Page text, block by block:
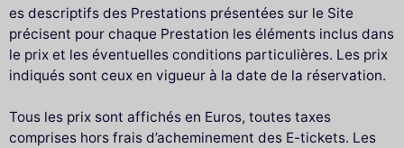
es descriptifs des Prestations présentées sur le Site
précisent pour chaque Prestation les éléments inclus dans
le prix et les éventuelles conditions particulières. Les prix
indiqués sont ceux en vigueur à la date de la réservation.
Tous les prix sont affichés en Euros, toutes taxes
comprises hors frais d’acheminement des E-tickets. Les